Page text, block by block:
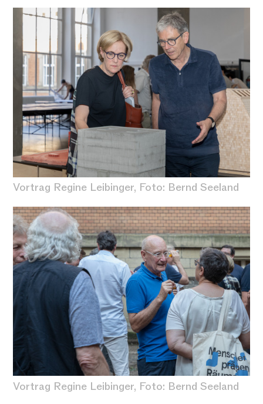
Vortrag Regine Leibinger, Foto: Bernd Seeland
Vortrag Regine Leibinger, Foto: Bernd Seeland